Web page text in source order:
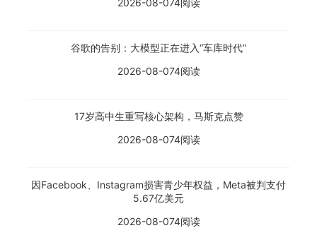
谷歌的告别：大模型正在进入“车库时代”
2026-08-074阅读
17岁高中生重写核心架构，马斯克点赞
2026-08-074阅读
因Facebook、Instagram损害青少年权益，Meta被判支付
5.67亿美元
2026-08-074阅读